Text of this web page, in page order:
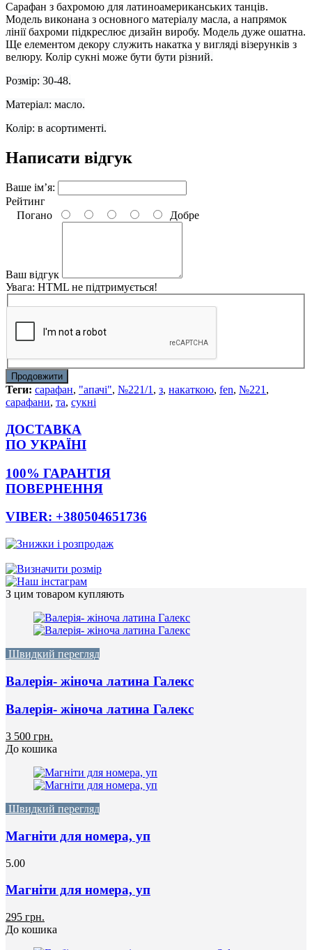
Сарафан з бахромою для латиноамериканських танців.
Модель виконана з основного матеріалу масла, а напрямок
лінії бахроми підкреслює дизайн виробу. Модель дуже ошатна.
Ще елементом декору служить накатка у вигляді візерунків з
велюру. Колір сукні може бути бути різний.
Розмір: 30-48.
Матеріал: масло.
Колір: в асортименті.
Написати відгук
Ваше ім’я:
Рейтинг
Погано
Добре
Ваш відгук
Увага: HTML не підтримується!
Продовжити
Теги: сарафан, "апачі", №221/1 , з, накаткою, fen, №221 ,
сарафани, та, сукні
ДОСТАВКА
ПО УКРАЇНІ
100% ГАРАНТІЯ
ПОВЕРНЕННЯ
VIBER: +380504651736
З цим товаром купляють
Швидкий перегляд
Валерія- жіноча латина Галекс
Валерія- жіноча латина Галекс
3 500 грн.
До кошика
Швидкий перегляд
Магніти для номера, уп
5.00
Магніти для номера, уп
295 грн.
До кошика